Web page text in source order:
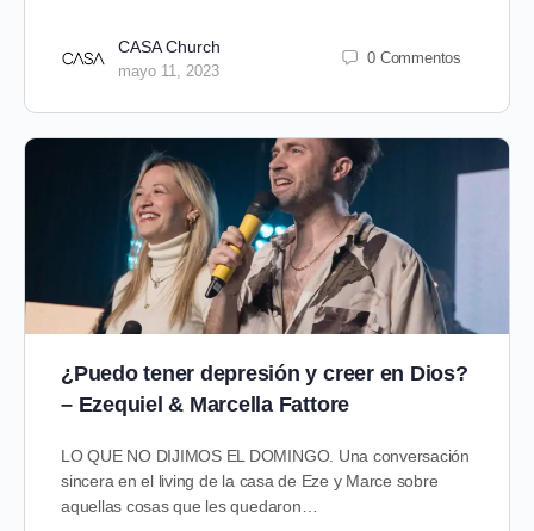
CASA Church
mayo 11, 2023
0 Commentos
¿Puedo tener depresión y creer en Dios?
– Ezequiel & Marcella Fattore
LO QUE NO DIJIMOS EL DOMINGO. Una conversación
sincera en el living de la casa de Eze y Marce sobre
aquellas cosas que les quedaron…